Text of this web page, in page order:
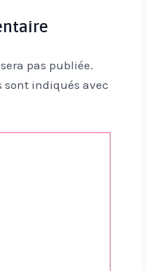
pas publiée.
sont indiqués avec